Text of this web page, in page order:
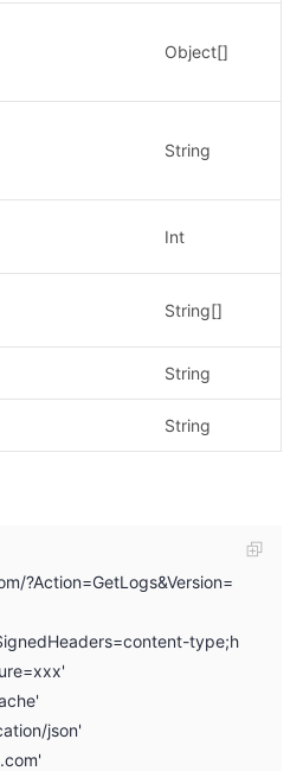
Object[]
String
Int
String[]
String
String
?Action=GetLogs&Version=
type;h
json'